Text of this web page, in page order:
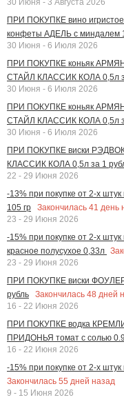
ПРИ ПОКУПКЕ вино
конфеты АДЕЛЬ с миндалем
30 Июня - 6 Июля 2026
ПРИ ПОКУПКЕ коньяк
СТАЙЛ КЛАССИК КОЛА 0,5л
30 Июня - 6 Июля 2026
ПРИ ПОКУПКЕ коньяк
СТАЙЛ КЛАССИК КОЛА 0,5л
30 Июня - 6 Июля 2026
ПРИ ПОКУПКЕ виски
КЛАССИК КОЛА 0,5л за 1
22 - 29 Июня 2026
-13% при покупке от 2-х
105 гр
Закончилась 41 день
23 - 29 Июня 2026
-15% при покупке от 2-х
красное полусухое 0,33л
23 - 29 Июня 2026
ПРИ ПОКУПКЕ виски
рубль
Закончилась 48 дней
16 - 22 Июня 2026
ПРИ ПОКУПКЕ водка
ПРИДОНЬЯ томат с солью
16 - 22 Июня 2026
-15% при покупке от 2-х
Закончилась 55 дней назад
9 - 15 Июня 2026